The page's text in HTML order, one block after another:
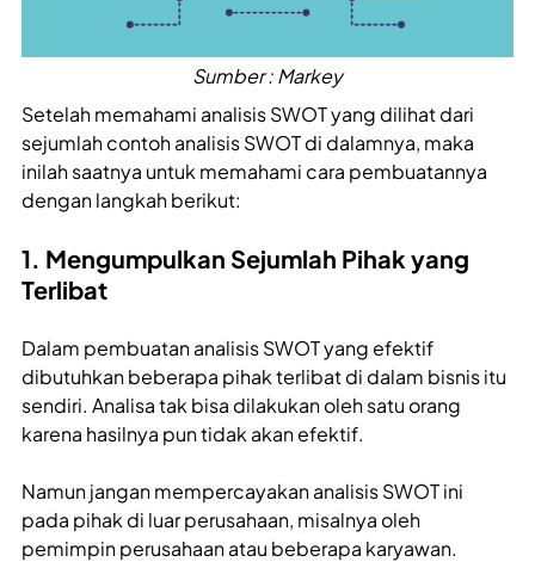
Sumber : Markey
Setelah memahami analisis SWOT yang dilihat dari
sejumlah contoh analisis SWOT di dalamnya, maka
inilah saatnya untuk memahami cara pembuatannya
dengan langkah berikut:
1. Mengumpulkan Sejumlah Pihak yang
Terlibat
Dalam pembuatan analisis SWOT yang efektif
dibutuhkan beberapa pihak terlibat di dalam bisnis itu
sendiri. Analisa tak bisa dilakukan oleh satu orang
karena hasilnya pun tidak akan efektif.
Namun jangan mempercayakan analisis SWOT ini
pada pihak di luar perusahaan, misalnya oleh
pemimpin perusahaan atau beberapa karyawan.